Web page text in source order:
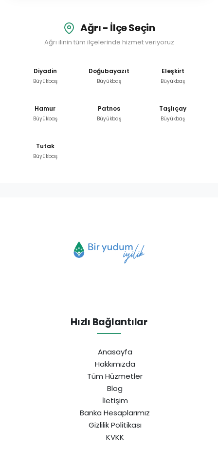
Ağrı - İlçe Seçin
Ağrı ilinin tüm ilçelerinde hizmet veriyoruz
Diyadin
Büyükbaş
Doğubayazıt
Büyükbaş
Eleşkirt
Büyükbaş
Hamur
Büyükbaş
Patnos
Büyükbaş
Taşlıçay
Büyükbaş
Tutak
Büyükbaş
Hızlı Bağlantılar
Anasayfa
Hakkımızda
Tüm Hüzmetler
Blog
İletişim
Banka Hesaplarımız
Gizlilik Politikası
KVKK